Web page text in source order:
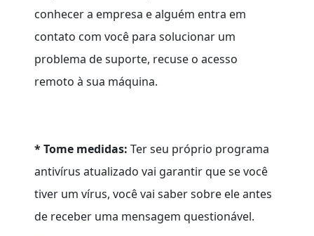
conhecer a empresa e alguém entra em
contato com você para solucionar um
problema de suporte, recuse o acesso
remoto à sua máquina.
* Tome medidas: Ter seu próprio programa
antivírus atualizado vai garantir que se você
tiver um vírus, você vai saber sobre ele antes
de receber uma mensagem questionável.